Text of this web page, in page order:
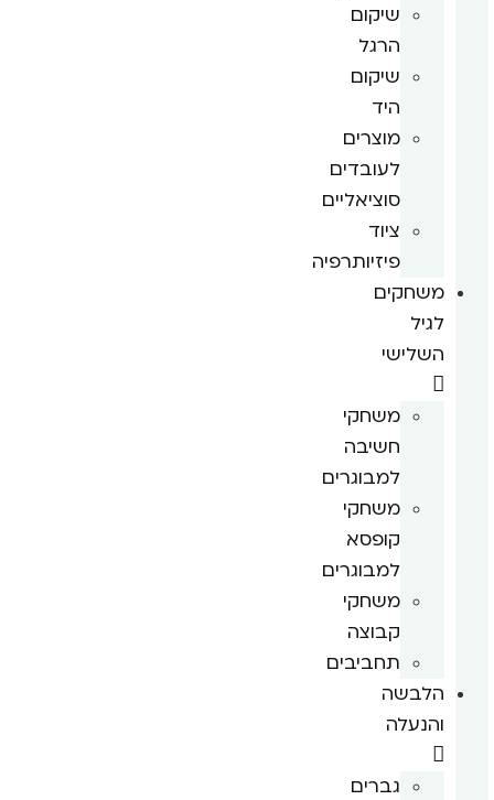
שיקום
הרגל
שיקום
היד
מוצרים
לעובדים
סוציאליים
ציוד
פיזיותרפיה
משחקים
לגיל
השלישי
משחקי
חשיבה
למבוגרים
משחקי
קופסא
למבוגרים
משחקי
קבוצה
תחביבים
הלבשה
והנעלה
גברים